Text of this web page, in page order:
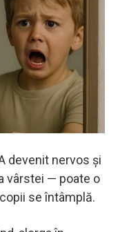
devenit nervos și
vârstei — poate o
se întâmplă.